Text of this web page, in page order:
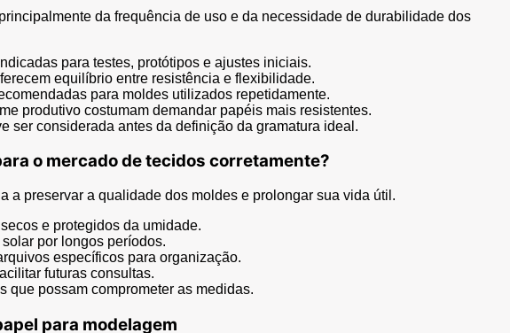
da frequência de uso e da necessidade de durabilidade dos
para testes, protótipos e ajustes iniciais.
equilíbrio entre resistência e flexibilidade.
para moldes utilizados repetidamente.
produtivo costumam demandar papéis mais resistentes.
ser considerada antes da definição da gramatura ideal.
o mercado de tecidos corretamente?
a preservar a qualidade dos moldes e prolongar sua vida útil.
e protegidos da umidade.
por longos períodos.
específicos para organização.
futuras consultas.
que possam comprometer as medidas.
para modelagem